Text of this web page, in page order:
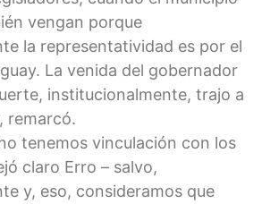
vengan porque
la representatividad es por el
La venida del gobernador
institucionalmente, trajo a
remarcó.
tenemos vinculación con los
claro Erro – salvo,
y, eso, consideramos que